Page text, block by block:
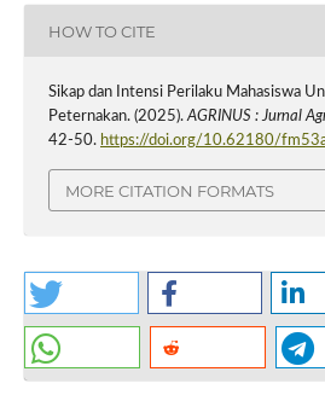
HOW TO CITE
Sikap dan Intensi Perilaku Mahasiswa
Peternakan. (2025).AGRINUS : Jurnal
42-50. https://doi.org/10.62180/
MORE CITATION FORMATS